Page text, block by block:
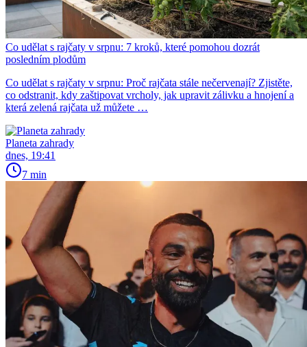
Co udělat s rajčaty v srpnu: 7 kroků, které pomohou dozrát
posledním plodům
Co udělat s rajčaty v srpnu: Proč rajčata stále nečervenají? Zjistěte,
co odstranit, kdy zaštipovat vrcholy, jak upravit zálivku a hnojení a
která zelená rajčata už můžete …
Planeta zahrady
dnes, 19:41
7 min